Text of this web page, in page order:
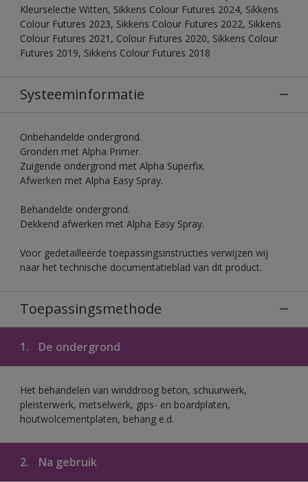
Kleurselectie Witten, Sikkens Colour Futures 2024, Sikkens
Colour Futures 2023, Sikkens Colour Futures 2022, Sikkens
Colour Futures 2021, Colour Futures 2020, Sikkens Colour
Futures 2019, Sikkens Colour Futures 2018
Systeeminformatie
Onbehandelde ondergrond.
Gronden met Alpha Primer.
Zuigende ondergrond met Alpha Superfix.
Afwerken met Alpha Easy Spray.
Behandelde ondergrond.
Dekkend afwerken met Alpha Easy Spray.
Voor gedetailleerde toepassingsinstructies verwijzen wij
naar het technische documentatieblad van dit product.
Toepassingsmethode
1. De ondergrond
Het behandelen van winddroog beton, schuurwerk,
pleisterwerk, metselwerk, gips- en boardplaten,
houtwolcementplaten, behang e.d.
2. Na gebruik